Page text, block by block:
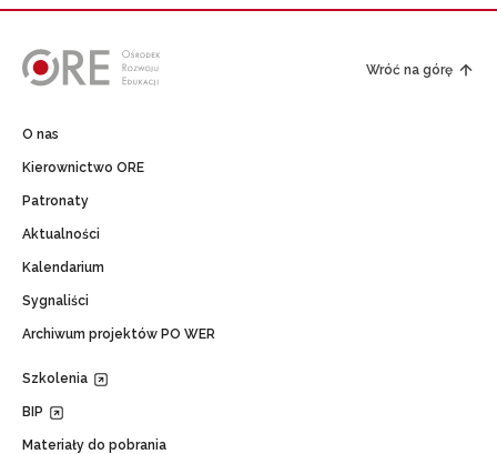
Wróć na górę
O nas
Kierownictwo ORE
Patronaty
Aktualności
Kalendarium
Sygnaliści
Archiwum projektów PO WER
Szkolenia
BIP
Materiały do pobrania